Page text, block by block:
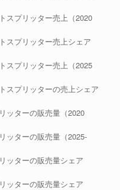
スプリッター売上（2020
スプリッター売上シェア
スプリッター売上（2025
スプリッターの売上シェア
ッターの販売量（2020
ッターの販売量（2025-
ッターの販売量シェア
ッターの販売量シェア